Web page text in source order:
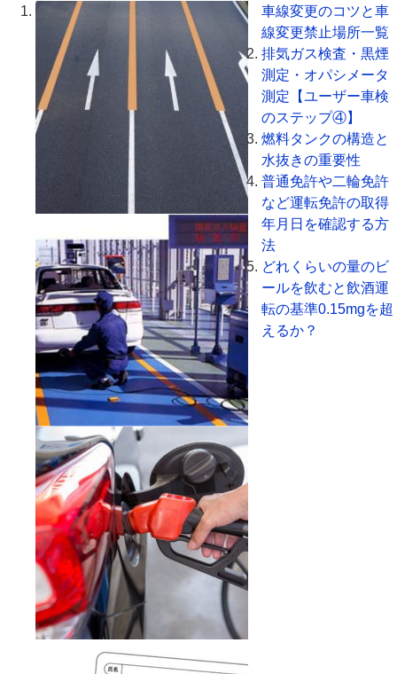
車線変更のコツと車
線変更禁止場所一覧
排気ガス検査・黒煙
測定・オパシメータ
測定【ユーザー車検
のステップ④】
燃料タンクの構造と
水抜きの重要性
普通免許や二輪免許
など運転免許の取得
年月日を確認する方
法
どれくらいの量のビ
ールを飲むと飲酒運
転の基準0.15mgを超
えるか？